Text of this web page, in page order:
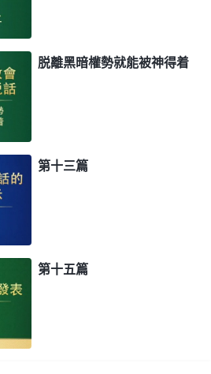
脱離黑暗權勢就能被神得着
第十三篇
第十五篇